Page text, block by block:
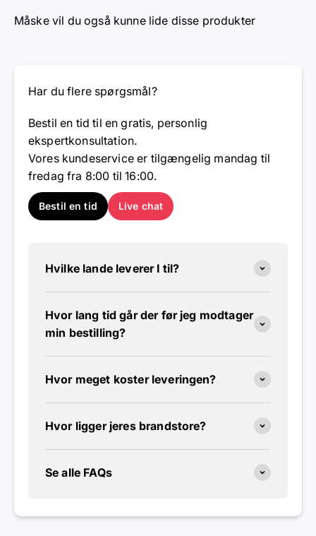
Måske vil du også kunne lide disse produkter
Har du flere spørgsmål?
Bestil en tid til en gratis, personlig
ekspertkonsultation.
Vores kundeservice er tilgængelig mandag til
fredag ​​fra 8:00 til 16:00.
Bestil en tid Live chat
Hvilke lande leverer I til?
Hvor lang tid går der før jeg modtager
min bestilling?
Hvor meget koster leveringen?
Hvor ligger jeres brandstore?
Se alle FAQs